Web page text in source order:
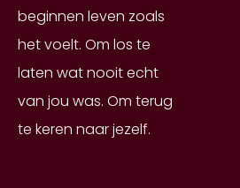
beginnen leven zoals
het voelt. Om los te
laten wat nooit echt
van jou was. Om terug
te keren naar jezelf.